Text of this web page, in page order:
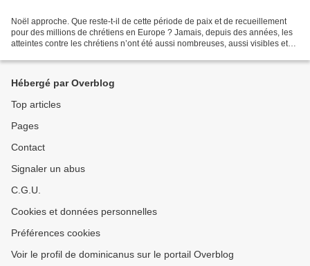
Noël approche. Que reste-t-il de cette période de paix et de recueillement
pour des millions de chrétiens en Europe ? Jamais, depuis des années, les
atteintes contre les chrétiens n’ont été aussi nombreuses, aussi visibles et
Hébergé par Overblog
Top articles
Pages
Contact
Signaler un abus
C.G.U.
Cookies et données personnelles
Préférences cookies
Voir le profil de dominicanus sur le portail Overblog